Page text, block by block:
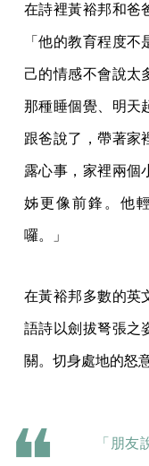
在詩裡黃裕邦和爸
「他的教育程度
己的情感不會說太
那種睡個覺、明天
跟爸說了，帶著家
露心事，家裡兩個
姊更像前鋒。他
囉。」
在黃裕邦多數的英
語詩以劍拔弩張之
關。切身處地的怒
「朋